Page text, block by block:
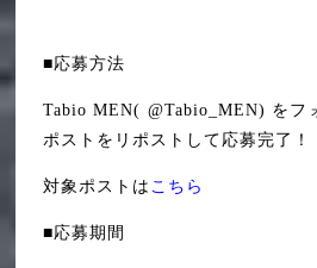
■応募方法
Tabio MEN( @Tabio_MEN) をフ
ポストをリポストして応募完了！
対象ポストは こちら
■応募期間